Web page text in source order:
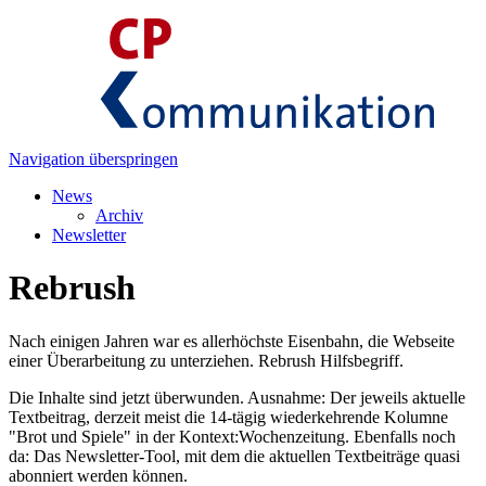
Navigation überspringen
News
Archiv
Newsletter
Rebrush
Nach einigen Jahren war es allerhöchste Eisenbahn, die Webseite
einer Überarbeitung zu unterziehen. Rebrush Hilfsbegriff.
Die Inhalte sind jetzt überwunden. Ausnahme: Der jeweils aktuelle
Textbeitrag, derzeit meist die 14-tägig wiederkehrende Kolumne
"Brot und Spiele" in der Kontext:Wochenzeitung. Ebenfalls noch
da: Das Newsletter-Tool, mit dem die aktuellen Textbeiträge quasi
abonniert werden können.